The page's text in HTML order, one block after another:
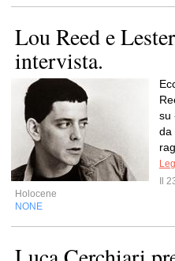
Lou Reed e
intervista.
su
da
Il
Holocene
NONE